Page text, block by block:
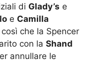
di Glady’s e
e Camilla
che la Spencer
con la Shand
annullare le